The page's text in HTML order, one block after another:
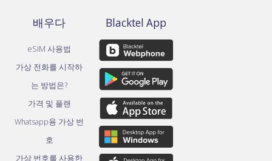
배우다
eSIM 사용법
가상 전화를 시작하
는 방법은?
가격 및 플랜
Whatsapp용 가상 번
호
가상 번호를 사용한
Blacktel App